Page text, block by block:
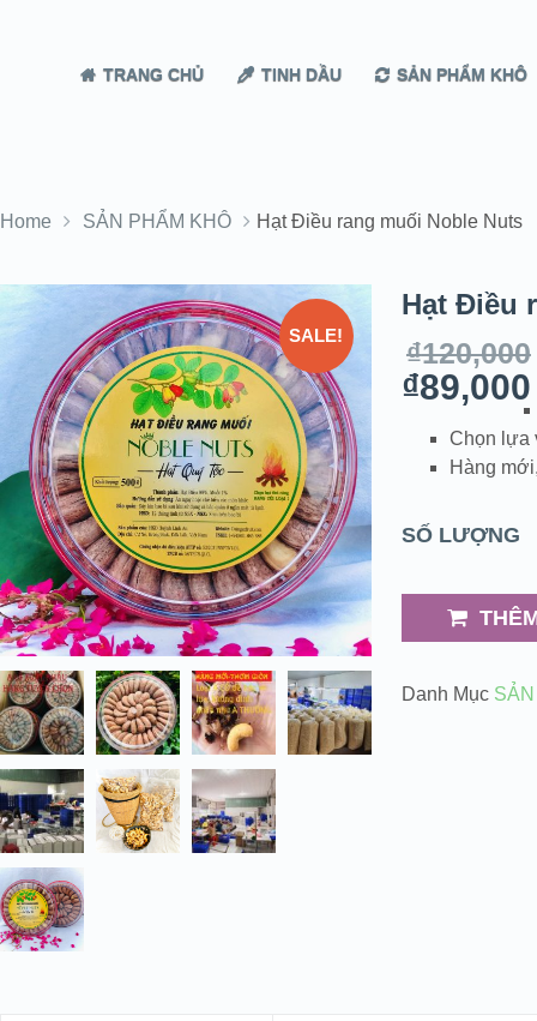
TRANG CHỦ TINH DẦU SẢN PHẨM KHÔ
Home SẢN PHẨM KHÔ Hạt Điều rang muối Noble Nuts
SALE!
Hạt Điều
₫120,000
₫89,000
Chọn lựa
Hàng
SỐ LƯỢNG
Danh Mục